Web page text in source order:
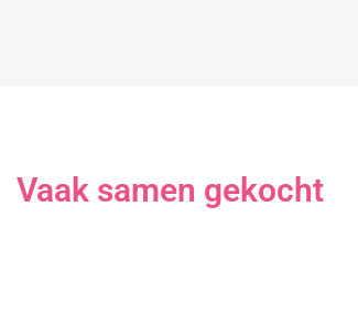
Vaak samen gekocht